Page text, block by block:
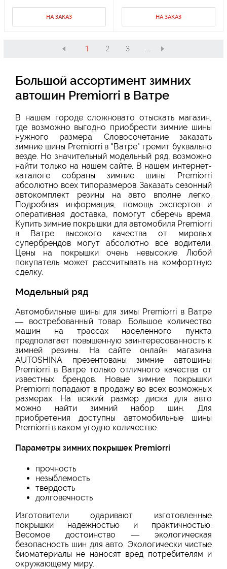
НА ЗАКАЗ НА ЗАКАЗ
1 2 3 ...
Большой ассортимент зимних
автошин Premiorri в Ватре
В нашем городе сложновато отыскать магазин,
где возможно выгодно приобрести зимние шины
нужного размера. Словосочетание заказать
зимние шины Premiorri в "Ватре" гремит буквально
везде. Но значительный модельный ряд, возможно
найти только на нашем сайте. В нашем интернет-
каталоге собраны зимние шины Premiorri
абсолютно всех типоразмеров. Заказать сезонный
автокомплект резины на авто вполне легко.
Подробная информация, помощь экспертов и
оперативная доставка, помогут сберечь время.
Купить зимние покрышки для автомобиля Premiorri
в Ватре высокого качества от мировых
супербрендов могут абсолютно все водители.
Цены на покрышки очень невысокие. Любой
покупатель может рассчитывать на комфортную
сделку.
Модельный ряд
Автомобильные шины для зимы Premiorri в Ватре
— востребованный товар. Большое количество
машин на трассах населенного пункта
предполагает повышенную заинтересованность к
зимней резины. На сайте онлайн магазина
AUTOSHINA презентованы зимние автошины
Premiorri в Ватре только отличного качества от
известных брендов. Новые зимние покрышки
Premiorri попадают в продажу во всех возможных
размерах. На всякий размер диска для авто
можно найти зимний набор шин. Для
приобретения доступны автомобильные шины
Premiorri в каком угодно количестве.
Параметры зимних покрышек Premiorri
прочность
незыблемость
твердость
долговечность
Изготовители одаривают изготовленные
покрышки надёжностью и практичностью.
Весомое достоинство — экологическая
безопасность шин для авто. Экологически чистые
биоматериалы не наносят вред потребителям и
окружающему миру.